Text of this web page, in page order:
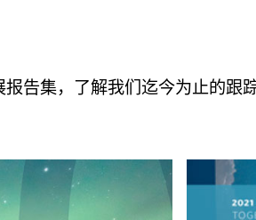
告集，了解我们迄今为止的跟